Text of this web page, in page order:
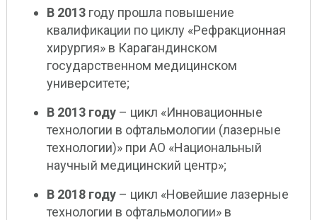
В 2013году прошла повышение
квалификации по циклу «Рефракционная
хирургия» в Карагандинском
государственном медицинском
университете;
В 2013 году– цикл «Инновационные
технологии в офтальмологии (лазерные
технологии)» при АО «Национальный
научный медицинский центр»;
В 2018 году– цикл «Новейшие лазерные
технологии в офтальмологии» в